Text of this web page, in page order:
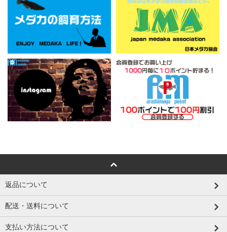
返品について
配送・送料について
支払い方法について